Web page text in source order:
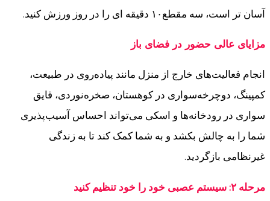
آسان تر است، سه مقطع۱۰ دقیقه ای را در روز ورزش کنید.
مزایای عالی حضور در فضای باز
انجام فعالیت‌های خارج از منزل مانند پیاده‌روی در طبیعت،
کمپینگ، دوچرخه‌سواری در کوهستان، صخره‌نوردی، قایق
سواری در رودخانه‌ها و اسکی می‌تواند احساس آسیب‌پذیری
شما را به چالش بکشد و به شما کمک کند تا به زندگی
غیرنظامی بازگردید.
مرحله ۲: سیستم عصبی خود را خود تنظیم کنید